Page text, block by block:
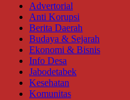
Advertorial
Anti Korupsi
Berita Daerah
Budaya & Sejarah
Ekonomi & Bisnis
Info Desa
Jabodetabek
Kesehatan
Komunitas